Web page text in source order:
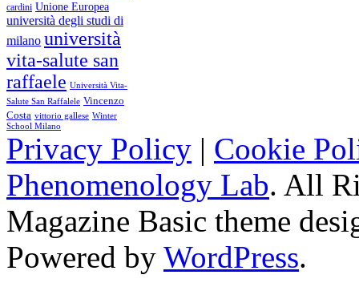
cardini Unione Europea
università degli studi di
milano università
vita-salute san
raffaele Università Vita-
Salute San Raffalele Vincenzo
Costa vittorio gallese Winter
School Milano
Privacy Policy | Cookie
Phenomenology Lab. All
Magazine Basic theme
Powered by WordPress.